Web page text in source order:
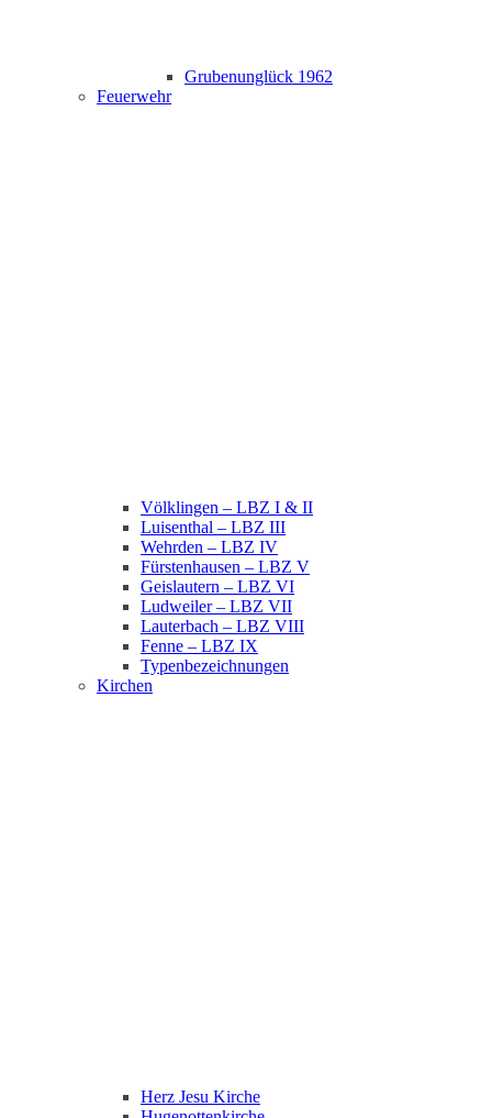
Grubenunglück 1962
Feuerwehr
Völklingen – LBZ I & II
Luisenthal – LBZ III
Wehrden – LBZ IV
Fürstenhausen – LBZ V
Geislautern – LBZ VI
Ludweiler – LBZ VII
Lauterbach – LBZ VIII
Fenne – LBZ IX
Typenbezeichnungen
Kirchen
Herz Jesu Kirche